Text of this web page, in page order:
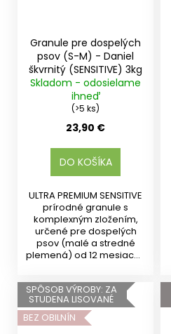
Granule pre dospelých
psov (S-M) - Daniel
škvrnitý (SENSITIVE) 3kg
Skladom - odosielame
ihneď
(>5 ks)
23,90 €
DO KOŠÍKA
ULTRA PREMIUM SENSITIVE
prírodné granule s
komplexným zložením,
určené pre dospelých
psov (malé a stredné
plemená) od 12 mesiacov
SPÔSOB VÝROBY: ZA
STUDENA LISOVANÉ
BEZ OBILNÍN